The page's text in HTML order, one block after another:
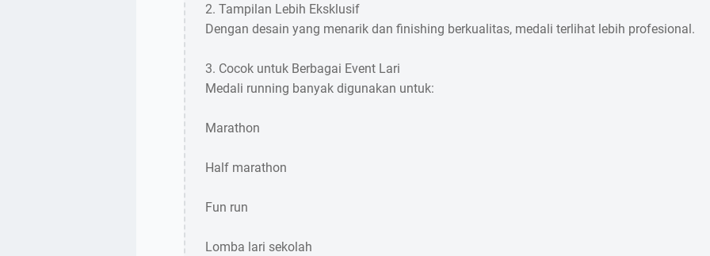
2. Tampilan Lebih Eksklusif
Dengan desain yang menarik dan finishing berkualitas, medali terlihat lebih profesional.
3. Cocok untuk Berbagai Event Lari
Medali running banyak digunakan untuk:
Marathon
Half marathon
Fun run
Lomba lari sekolah